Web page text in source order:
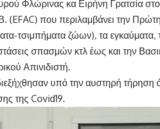
Φλώρινας κα Ειρήνη Γρατσία
(EFAC) που περιλαμβάνει την
τσιμπήματα ζώων), τα εγκαύματα,
σπασμών κτλ έως και την
Απινιδιστή.
υπό την αυστηρή
της Covid19.